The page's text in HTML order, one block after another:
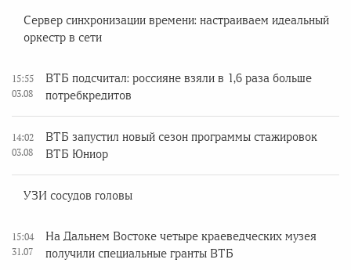
Сервер синхронизации времени: настраиваем идеальный
оркестр в сети
15:55
03.08
ВТБ подсчитал: россияне взяли в 1,6 раза больше
потребкредитов
14:02
03.08
ВТБ запустил новый сезон программы стажировок
ВТБ Юниор
УЗИ сосудов головы
15:04
31.07
На Дальнем Востоке четыре краеведческих музея
получили специальные гранты ВТБ